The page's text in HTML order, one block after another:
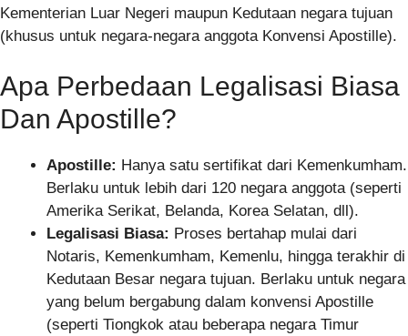
Kementerian Luar Negeri maupun Kedutaan negara tujuan
(khusus untuk negara-negara anggota Konvensi Apostille).
Apa Perbedaan Legalisasi Biasa
Dan Apostille?
Apostille: Hanya satu sertifikat dari Kemenkumham.
Berlaku untuk lebih dari 120 negara anggota (seperti
Amerika Serikat, Belanda, Korea Selatan, dll).
Legalisasi Biasa: Proses bertahap mulai dari
Notaris, Kemenkumham, Kemenlu, hingga terakhir di
Kedutaan Besar negara tujuan. Berlaku untuk negara
yang belum bergabung dalam konvensi Apostille
(seperti Tiongkok atau beberapa negara Timur